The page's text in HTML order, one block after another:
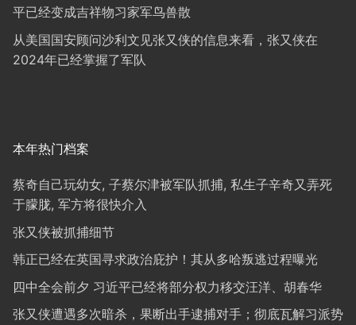
平已经变成吉祥物习家军鸟兽散
从美国国安顾问沙利文见张又侠的信息来看，张又侠在
2024年已经掌握了军队
本年热门档案
蔡奇自己玩幼女, 子蔡尔津被军队抓捕, 私生子辛奇又弄死
于朦胧, 军方将很快介入
张又侠被抓捕细节
韩正已经在英国寻求政治庇护！其从多哈叛逃过程曝光
四中全会前夕 习近平已经将部分权力移交汪洋、胡春华
张又侠遭遇多次暗杀，果断出手逮捕对手；彻底瓦解习派势